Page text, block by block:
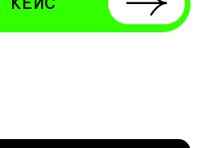
КЕЙС